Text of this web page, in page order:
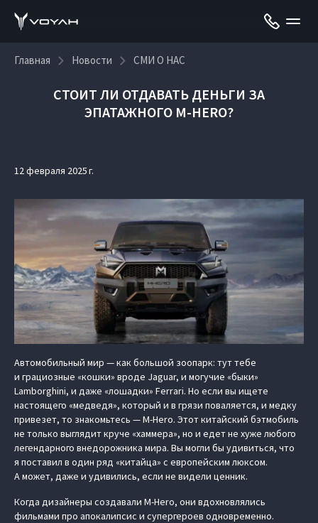
Главная Новости СМИ О НАС
СТОИТ ЛИ ОТДАВАТЬ ДЕНЬГИ ЗА
ЭПАТАЖНОГО M-HERO?
12 февраля 2025 г.
Автомобильный мир — как большой зоопарк: тут тебе
и грациозные «кошки» вроде Jaguar, и могучие «быки»
Lamborghini, и даже «лошадки» Ferrari. Но если вы ищете
настоящего «медведя», который и в грязи поваляется, и медку
привезет, то знакомьтесь — M-Hero. Этот китайский бэтмобиль
не только выглядит круче «хаммера», но и едет не хуже любого
легендарного внедорожника мира. Вы могли бы удивиться, что
я поставил в один ряд «китайца» с европейским люксом.
А может, даже и удивились, если не видели ценник.
Когда дизайнеры создавали M-Hero, они вдохновлялись
фильмами про апокалипсис и супергероев одновременно.